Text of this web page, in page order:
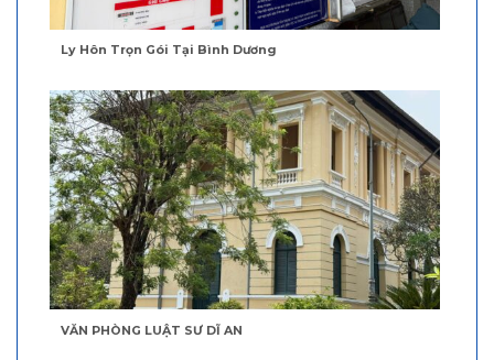
Ly Hôn Trọn Gói Tại Bình Dương
VĂN PHÒNG LUẬT SƯ DĨ AN